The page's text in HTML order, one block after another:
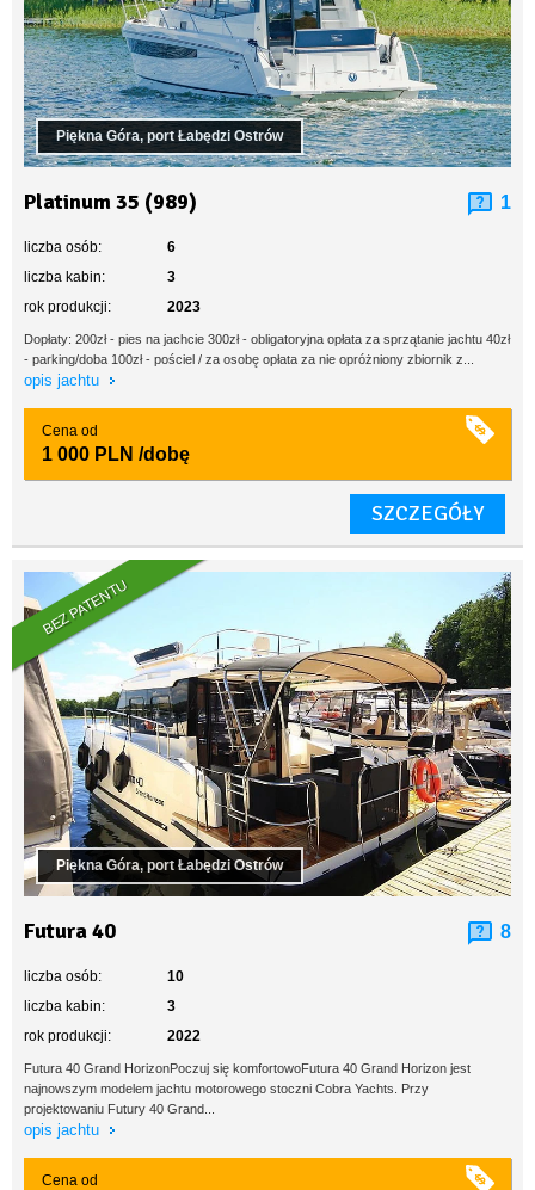
Piękna Góra, port Łabędzi Ostrów
Platinum 35 (989) 1
liczba osób:
6
liczba kabin:
3
rok produkcji:
2023
Dopłaty: 200zł - pies na jachcie 300zł - obligatoryjna opłata za sprzątanie jachtu 40zł
- parking/doba 100zł - pościel / za osobę opłata za nie opróżniony zbiornik z...
opis jachtu
Cena od
1 000 PLN /dobę
SZCZEGÓŁY
BEZ PATENTU
Piękna Góra, port Łabędzi Ostrów
Futura 40 8
liczba osób:
10
liczba kabin:
3
rok produkcji:
2022
Futura 40 Grand HorizonPoczuj się komfortowoFutura 40 Grand Horizon jest
najnowszym modelem jachtu motorowego stoczni Cobra Yachts. Przy
projektowaniu Futury 40 Grand...
opis jachtu
Cena od